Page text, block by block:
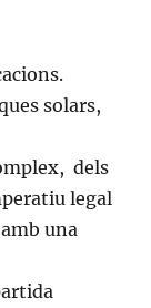
solars,
dels
legal
una